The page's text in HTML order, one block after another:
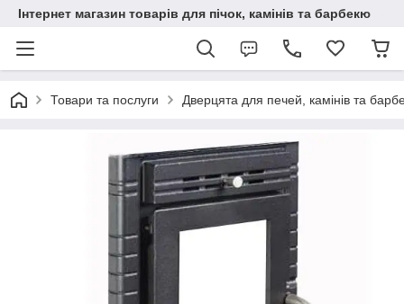
Інтернет магазин товарів для пічок, камінів та барбекю
Товари та послуги Дверцята для печей, камінів та